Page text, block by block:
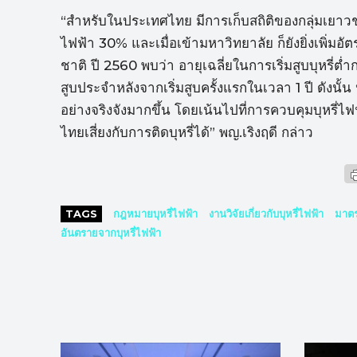
“สำหรับในประเทศไทย มีการเก็บสถิติของกลุ่มเยา
ไฟฟ้า 30% และเมื่อเข้ามหาวิทยาลัย ก็ยังยิ่งเพิ่ม
ชาติ ปี 2560 พบว่า อายุเฉลี่ยในการเริ่มสูบบุหรี่ต่
สูบประจำหลังจากเริ่มสูบครั้งแรกในเวลา 1 ปี ดังนั้
อย่างจริงจังมากขึ้น โดยเน้นไปที่การควบคุมบุหรี่ไ
ไทยเสี่ยงกับการติดบุหรี่ได้” พญ.เริงฤดี กล่าว
TAGS กฎหมายบุหรี่ไฟฟ้า งานวิจัยเกี่ยวกับบุหรี่ไฟฟ้า
มาต
อันตรายจากบุหรี่ไฟฟ้า